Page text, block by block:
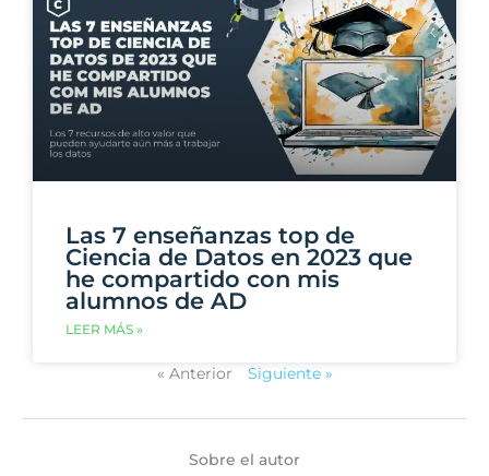
Las 7 enseñanzas top de
Ciencia de Datos en 2023 que
he compartido con mis
alumnos de AD
LEER MÁS »
« Anterior Siguiente »
Sobre el autor